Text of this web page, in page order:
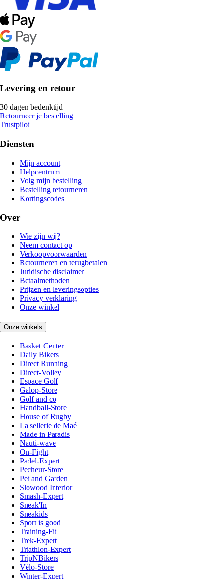
Levering en retour
30 dagen bedenktijd
Retourneer je bestelling
Trustpilot
Diensten
Mijn account
Helpcentrum
Volg mijn bestelling
Bestelling retourneren
Kortingscodes
Over
Wie zijn wij?
Neem contact op
Verkoopvoorwaarden
Retourneren en terugbetalen
Juridische disclaimer
Betaalmethoden
Prijzen en leveringsopties
Privacy verklaring
Onze winkel
Onze winkels
Basket-Center
Daily Bikers
Direct Running
Direct-Volley
Espace Golf
Galop-Store
Golf and co
Handball-Store
House of Rugby
La sellerie de Maé
Made in Paradis
Nauti-wave
On-Fight
Padel-Expert
Pecheur-Store
Pet and Garden
Slowood Interior
Smash-Expert
Sneak'In
Sneakids
Sport is good
Training-Fit
Trek-Expert
Triathlon-Expert
TripNBikers
Vélo-Store
Winter-Expert